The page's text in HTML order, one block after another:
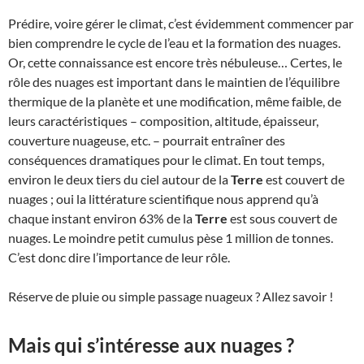
Prédire, voire gérer le climat, c’est évidemment commencer par
bien comprendre le cycle de l’eau et la formation des nuages.
Or, cette connaissance est encore très nébuleuse… Certes, le
rôle des nuages est important dans le maintien de l’équilibre
thermique de la planète et une modification, même faible, de
leurs caractéristiques – composition, altitude, épaisseur,
couverture nuageuse, etc. – pourrait entraîner des
conséquences dramatiques pour le climat. En tout temps,
environ le deux tiers du ciel autour de laTerre est couvert de
nuages ; oui la littérature scientifique nous apprend qu’à
chaque instant environ 63% de laTerre est sous couvert de
nuages. Le moindre petit cumulus pèse 1 million de tonnes.
C’est donc dire l’importance de leur rôle.
Réserve de pluie ou simple passage nuageux ? Allez savoir !
Mais qui s’intéresse aux nuages ?